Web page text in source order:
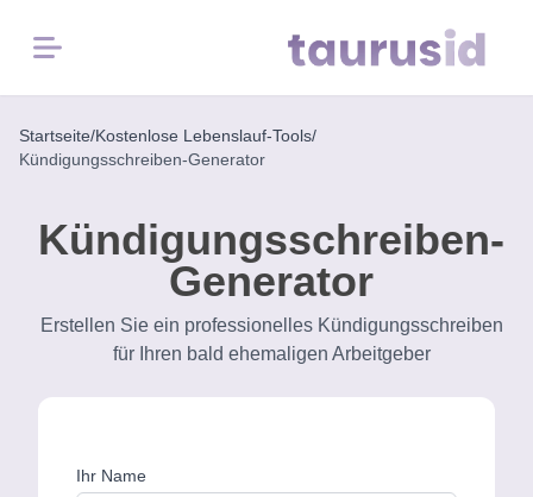
Menü
Startseite
Inspiration
Beispiele
Startseite/Kostenlose Lebenslauf-Tools/
Kündigungsschreiben-Generator
Kündigungsschreiben-
Generator
Erstellen Sie ein professionelles Kündigungsschreiben
für Ihren bald ehemaligen Arbeitgeber
Ihr Name